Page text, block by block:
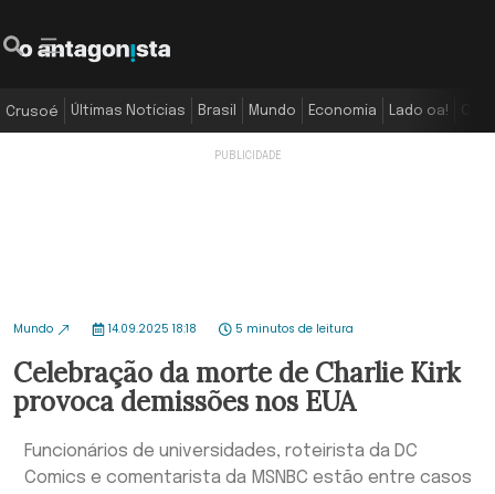
Crusoé Últimas Notícias Brasil Mundo Economia Lado oa!
Mundo 14.09.2025 18:18 5 minutos de leitura
Celebração da morte de Charlie Kirk
provoca demissões nos EUA
Funcionários de universidades, roteirista da DC
Comics e comentarista da MSNBC estão entre casos